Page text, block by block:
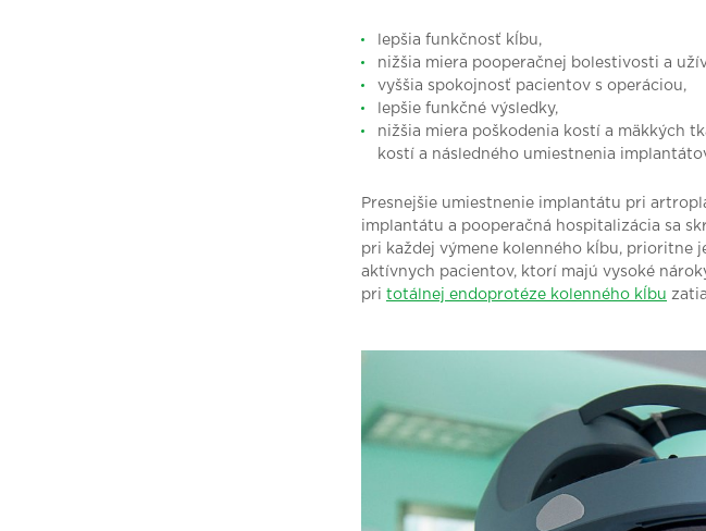
lepšia funkčnosť kĺbu,
nižšia miera pooperačnej bolestivosti a
vyššia spokojnosť pacientov s operáciou,
lepšie funkčné výsledky,
nižšia miera poškodenia kostí a mäkkých
kostí a následného umiestnenia
Presnejšie umiestnenie implantátu pri
implantátu a pooperačná hospitalizácia sa
pri každej výmene kolenného kĺbu, prioritne
aktívnych pacientov, ktorí majú vysoké
pri totálnej endoprotéze kolenného kĺbu